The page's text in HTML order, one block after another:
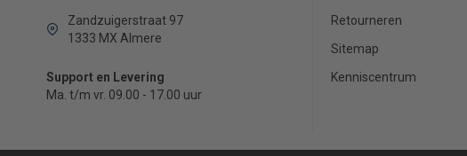
Zandzuigerstraat 97
1333 MX Almere
Support en Levering
Ma. t/m vr. 09.00 - 17.00 uur
Retourneren
Sitemap
Kenniscentrum